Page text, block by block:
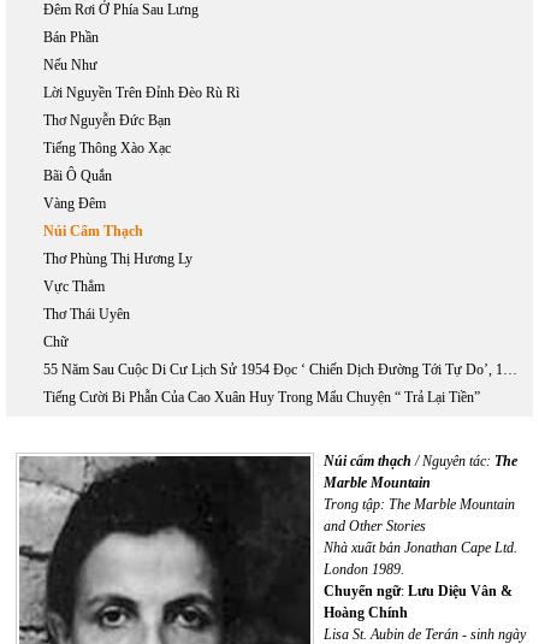
Đêm Rơi Ở Phía Sau Lưng
Bán Phần
Nếu Như
Lời Nguyền Trên Đỉnh Đèo Rù Rì
Thơ Nguyễn Đức Bạn
Tiếng Thông Xào Xạc
Bãi Ô Quắn
Vàng Đêm
Núi Cẩm Thạch
Thơ Phùng Thị Hương Ly
Vực Thẳm
Thơ Thái Uyên
Chữ
55 Năm Sau Cuộc Di Cư Lịch Sử 1954 Đọc ‘ Chiến Dịch Đường Tới Tự Do’, 1954-1955
Tiếng Cười Bi Phẫn Của Cao Xuân Huy Trong Mẩu Chuyện “ Trả Lại Tiền”
Núi cẩm thạch / Nguyên tác: The
Marble Mountain
Trong tập: The Marble Mountain
and Other Stories
Nhà xuất bản Jonathan Cape Ltd.
London 1989.
Chuyển ngữ: Lưu Diệu Vân &
Hoàng Chính
Lisa St. Aubin de Terán - sinh ngày